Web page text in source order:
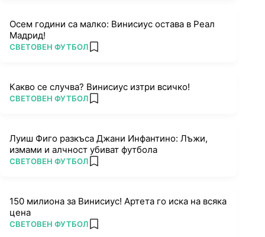
Осем години са малко: Винисиус остава в Реал
Мадрид!
ПОВЕЧЕ ОТ
СВЕТОВЕН ФУТБОЛ add favorites
Какво се случва? Винисиус изтри всичко!
ПОВЕЧЕ ОТ
СВЕТОВЕН ФУТБОЛ add favorites
Луиш Фиго разкъса Джани Инфантино: Лъжи,
измами и алчност убиват футбола
ПОВЕЧЕ ОТ
СВЕТОВЕН ФУТБОЛ add favorites
150 милиона за Винисиус! Артета го иска на всяка
цена
ПОВЕЧЕ ОТ
СВЕТОВЕН ФУТБОЛ add favorites